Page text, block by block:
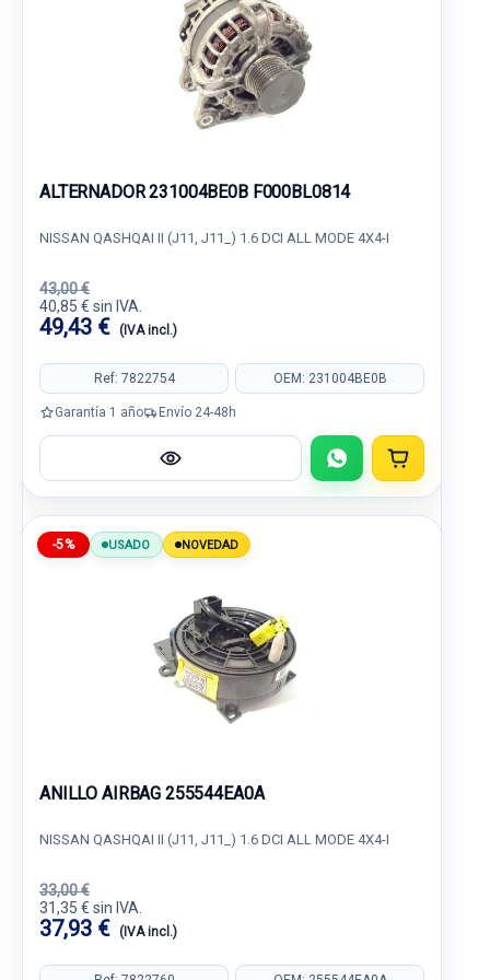
ALTERNADOR 231004BE0B F000BL0814
NISSAN QASHQAI II (J11, J11_) 1.6 DCI ALL MODE 4X4-I
43,00 €
40,85 € sin IVA.
49,43 € (IVA incl.)
Ref: 7822754 OEM: 231004BE0B
Garantía 1 año Envío 24-48h
-5% USADO NOVEDAD
ANILLO AIRBAG 255544EA0A
NISSAN QASHQAI II (J11, J11_) 1.6 DCI ALL MODE 4X4-I
33,00 €
31,35 € sin IVA.
37,93 € (IVA incl.)